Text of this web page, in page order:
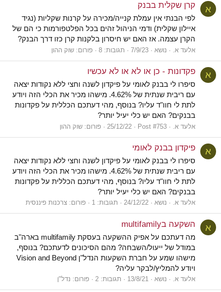
א קרן שקלית בבנק
לפי הבנתי אין עמלת קנייה/מכירה על קרנות שקליות (נגיד
איילון שקלית) ודמי הניהול זהים בכל הפלטפורמות כי הם של
הקרן עצמה. אז האם יש חיסרון בלקנות קרן כזו דרך הבנק?
אלעד א. נושא 7/9/23 תגובות: 8 פורום: שוק ההון
א פקדונות - כן או לא או לא עכשיו
סיפרו לי בבנק לאומי על פיקדון לשנה וחצי ללא נקודות יצאה
עם ריבית שנתית של 4.62%. מישהו מכיר את הכלי הזה ויודע
לתת לי חוו"ד עליו? בנוסף, מהי דעתכם הכללית על פקדונות
בבנקים? האם יש כלי יעיל יותר?
אלעד א. Post #753
25/12/22 פורום: שוק ההון
א פיקדון בבנק לאומי
סיפרו לי בבנק לאומי על פיקדון לשנה וחצי ללא נקודות יצאה
עם ריבית שנתית של 4.62%. מישהו מכיר את הכלי הזה ויודע
לתת לי חוו"ד עליו? בנוסף, מהי דעתכם הכללית על פקדונות
בבנקים? האם יש כלי יעיל יותר?
אלעד א. נושא 24/12/22 תגובות: 1 פורום: צרכנות פיננסית
א השקעה בmultifamily
מה דעתכם על אפיק ההשקעה בעסקת multifamily בארה"ב
במודל של ייעול/השבחה? מהם הסיכונים לדעתכם? בנוסף,
מישהו שמע על חברת השקעות הנדל"ן Vision and Beyond
ויודע להמליץ/לבקר עליה?
אלעד א. נושא 13/8/21 תגובות: 2 פורום: נדל"ן